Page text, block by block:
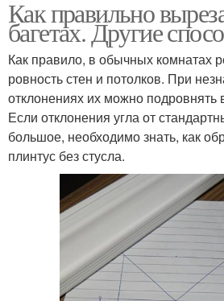
Внутренние углы
Внешние углы
Потолочные плинтусы
Угол на потолочном
плинтусе
Как правильно
багетах. Другие
Как правило, в обычных комнатах
ровность стен и потолков. При
отклонениях их можно подровнять
Если отклонения угла от
большое, необходимо знать, как
плинтус без стусла.